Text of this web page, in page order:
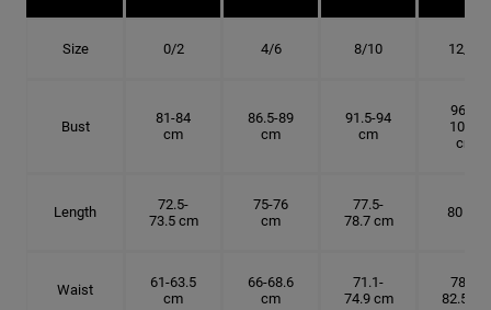
Size 0/2 4/6 8/10 12/14
Bust
81-84
cm
86.5-89
cm
91.5-94
cm
96.5-
101.5
cm
Length
72.5-
73.5 cm
75-76
cm
77.5-
78.7 cm
80 cm
Waist
61-63.5
cm
66-68.6
cm
71.1-
74.9 cm
78.7-
82.5 cm